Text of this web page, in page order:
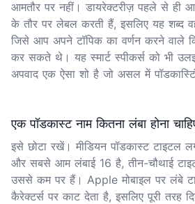
आमतौर पर नहीं। डायरेक्टरीज़ पहले से ही
के तौर पर लेबल करती हैं, इसलिए यह शब्द
जिसे आप अपने टॉपिक का वर्णन करने वाले
कर सकते थे। यह स्मार्ट स्पीकर्स को भी
अपवाद एक ऐसा शो है जो असल में
एक पॉडकास्ट नाम कितना लंबा होना
इसे छोटा रखें। मीडियन पॉडकास्ट टाइटल
और सबसे आम लंबाई 16 है, तीन-चौथाई
उससे कम पर हैं। Apple मोबाइल पर लंबे
कैरेक्टर्स पर काट देता है, इसलिए पूरी